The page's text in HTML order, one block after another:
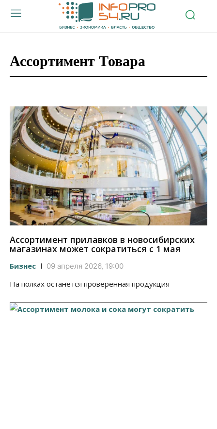
Ассортимент Товара
Ассортимент прилавков в новосибирских
магазинах может сократиться с 1 мая
Бизнес 09 апреля 2026, 19:00
На полках останется проверенная продукция